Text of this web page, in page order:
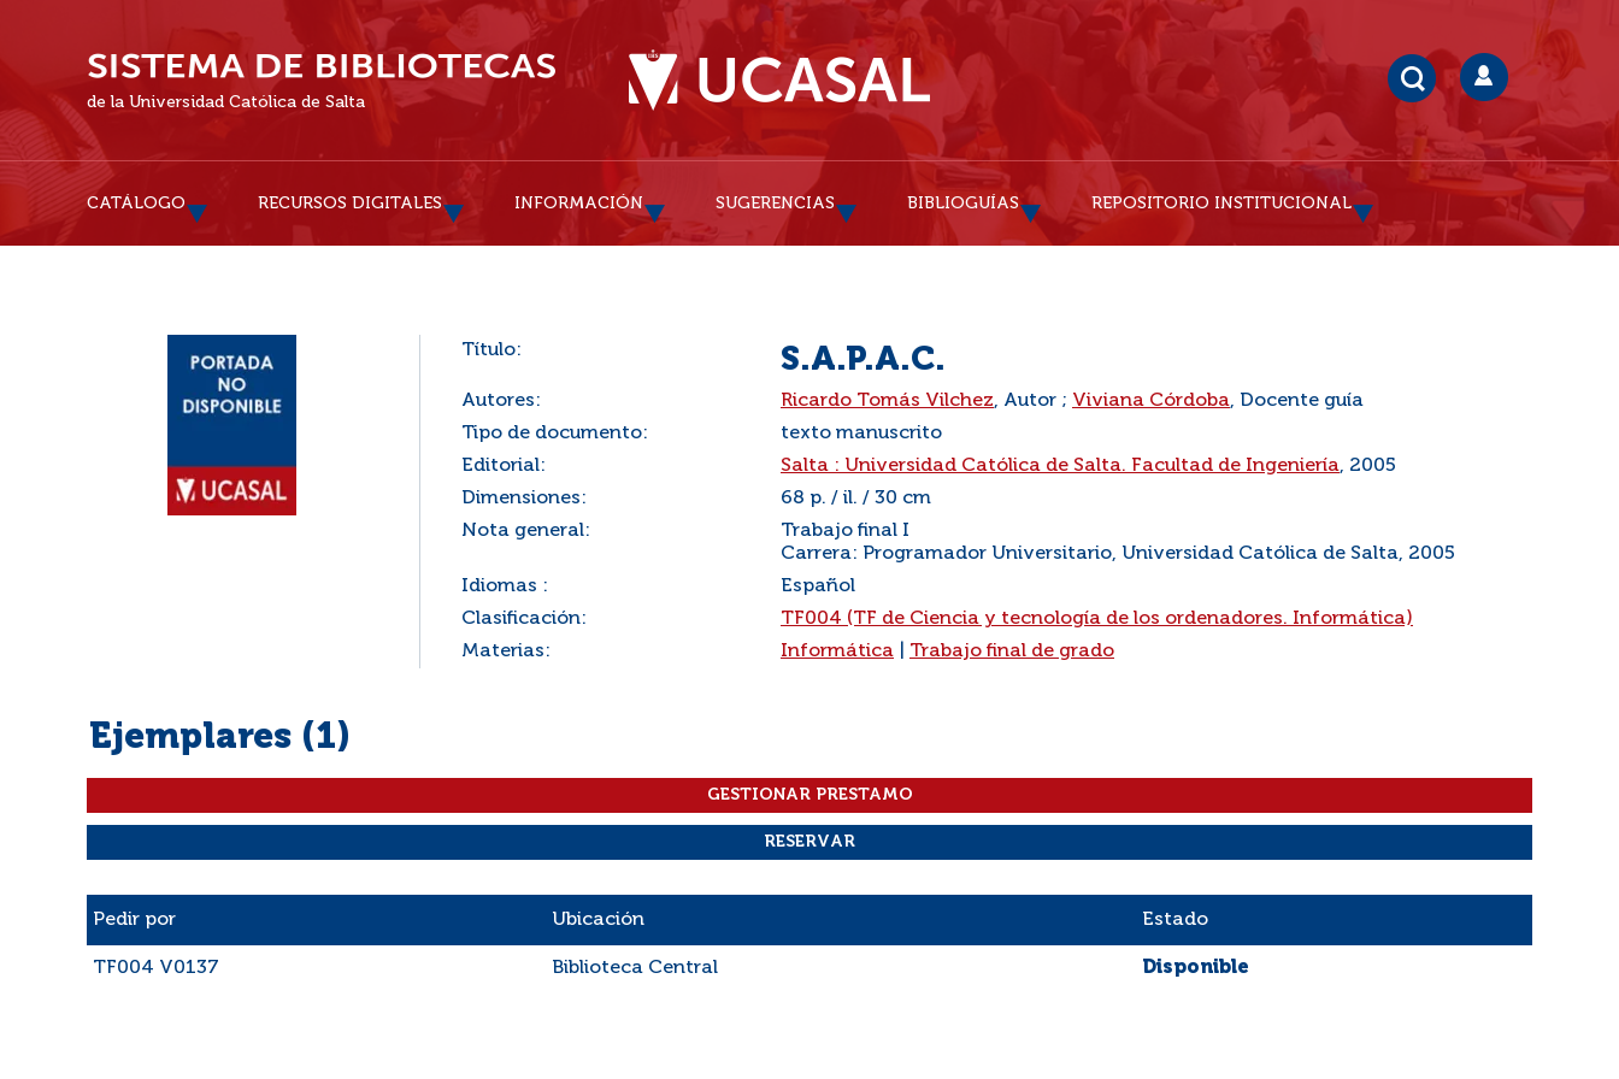
de la Universidad Católica de Salta
CATÁLOGO RECURSOS DIGITALES INFORMACIÓN SUGERENCIAS BIBLIOGUÍAS REPOSITORIO INSTITUCIONAL
Título: S.A.P.A.C.
Autores: Ricardo Tomás Vilchez, Autor ; Viviana Córdoba, Docente guía
Tipo de documento:
texto manuscrito
Editorial:
Salta : Universidad Católica de Salta. Facultad de Ingeniería, 2005
Dimensiones:
68 p. / il. / 30 cm
Nota general:
Trabajo final I
Carrera: Programador Universitario, Universidad Católica de Salta, 2005
Idiomas :
Español
Clasificación:
TF004 (TF de Ciencia y tecnología de los ordenadores. Informática)
Materias:
Informática Trabajo final de grado
Ejemplares (1)
Pedir por Ubicación Estado
TF004 V0137 Biblioteca Central Disponible